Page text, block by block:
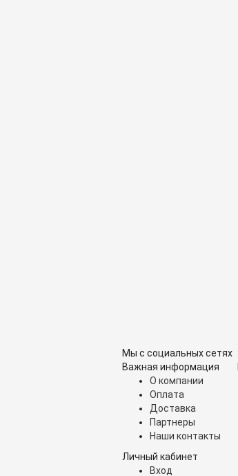
Мы с социальных сетях
Важная информация
О компании
Оплата
Доставка
Партнеры
Наши контакты
Личный кабинет
Вход